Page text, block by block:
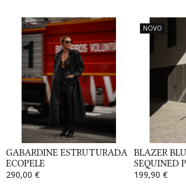
GABARDINE ESTRUTURADA
ECOPELE
290,00 €
NOVO
BLAZER
SEQUINED
199,90 €